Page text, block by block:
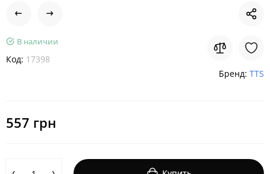
В наличии
Код: 17398
Бренд: TTS
557 грн